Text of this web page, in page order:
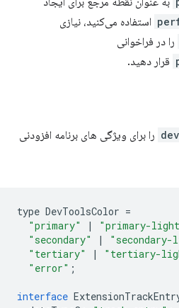
استفاده می‌کنید، نیازی
را در فراخوانی
قرار دهید.
را برای ویژگی های برنامه افزودنی
type DevToolsColor =
"primary"
| "primary-
"secondary"
|
"tertiary"
| "tertiary-
"error" ;
interface